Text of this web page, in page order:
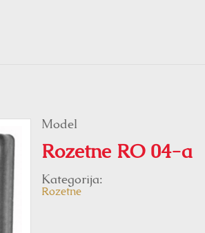
Model
Rozetne RO 04-a
Kategorija:
Rozetne